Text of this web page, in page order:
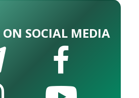
ON SOCIAL MEDIA